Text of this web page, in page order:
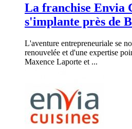
La franchise Envia
s'implante près de
L'aventure entrepreneuriale se
renouvelée et d'une expertise
Maxence Laporte et ...